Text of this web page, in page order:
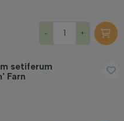
- +
setiferum
Farn